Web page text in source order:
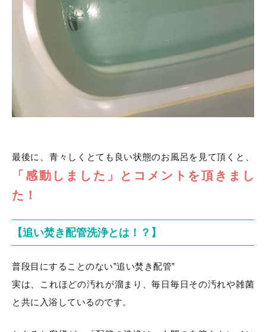
最後に、青々しくとても良い状態のお風呂を見て頂くと、
「感動しました」とコメントを頂きまし
た！
【追い焚き配管洗浄とは！？】
普段目にすることのない”追い焚き配管”
実は、これほどの汚れが溜まり、毎日毎日その汚れや雑菌
と共に入浴しているのです。